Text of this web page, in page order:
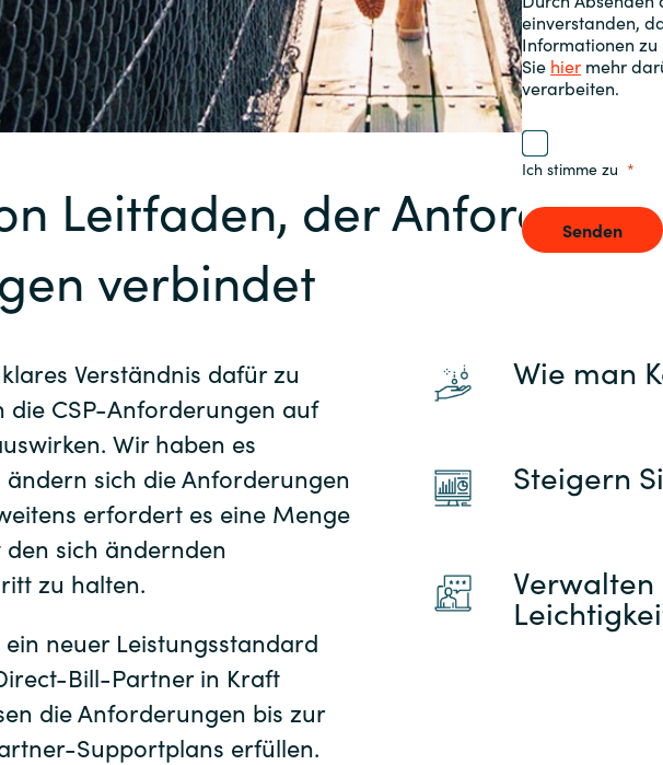
Sweden
United Kingdom
Instana
Jetbrains
Matrix42
Powell Software
Red Hat
Teamviewer
einverstanden,
Informationen zu
Sie hier mehr
verarbeiten.
Ich stimme zu
Senden
Leitfaden, der
verbindet
Verständnis dafür zu
die CSP-Anforderungen auf
Wir haben es
ändern sich die Anforderungen
erfordert es eine Menge
den sich ändernden
zu halten.
ein neuer Leistungsstandard
Bill-Partner in Kraft
die Anforderungen bis zur
Supportplans erfüllen.
Wie man
Steigern
Verwalten